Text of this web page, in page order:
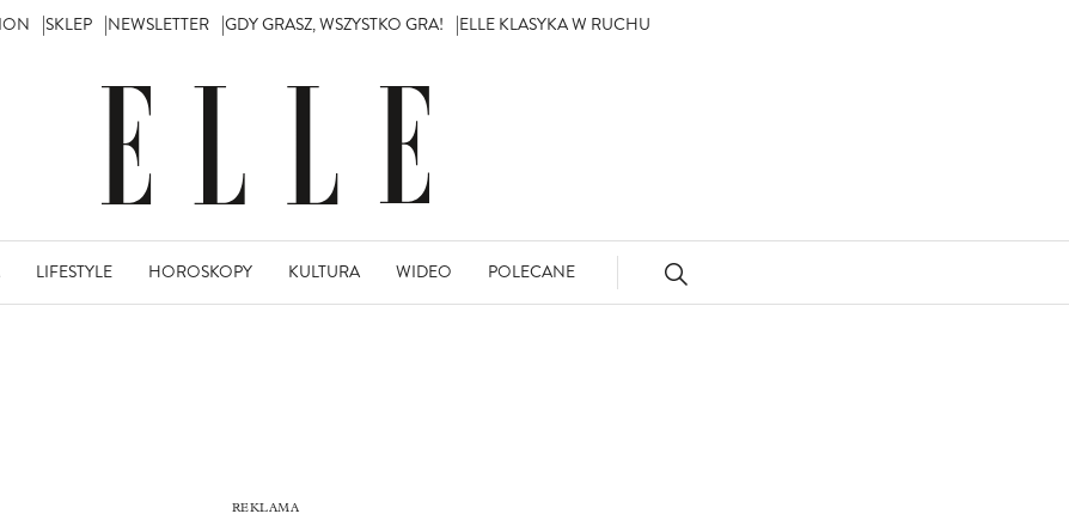
SKLEP NEWSLETTER GDY GRASZ, WSZYSTKO GRA! ELLE KLASYKA W RUCHU
LIFESTYLE HOROSKOPY KULTURA WIDEO POLECANE